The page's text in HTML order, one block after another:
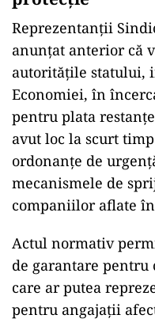
Reprezentanții
anunțat anterior că
autoritățile statului,
Economiei, în
pentru plata
avut loc la scurt
ordonanțe de
mecanismele de
companiilor aflate
Actul normativ
de garantare pentru
care ar putea
pentru angajații